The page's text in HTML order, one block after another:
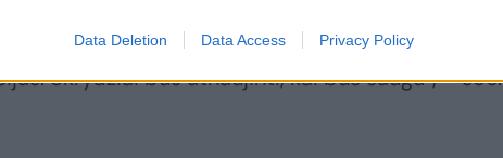
Data Deletion Data Access Privacy Policy
oro uosto Škotijoje veiklą. „Dėl besitęsiančio
Skrydžiai bus atnaujinti, kai bus saugu“, – soc.